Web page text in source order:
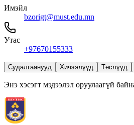
Имэйл
bzorigt@must.edu.mn
Утас
+97670155333
Судалгаанууд Хичээлүүд Төслүүд
Энэ хэсэгт мэдээлэл оруулаагүй